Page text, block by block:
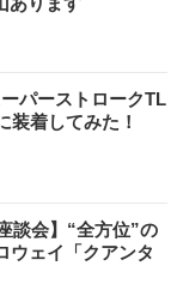
パーストロークTL
装着してみた！
談会】“全方位”の
ウェイ「クアンタ